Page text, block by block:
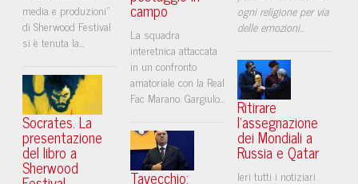
media e produzioni”
di Sherwood Festival
si è tenuta la...
Socrates. La
presentazione
del libro a
Sherwood
campo
La squadra
interetnica attaccata
in un confronto
amatoriale con la Real
Fac Marano. Gargiulo...
Tavecchio:
ogni religione per via
delle emozioni...
Ritirare
l'assegnazione
dei Mondiali a
Russia e Qatar
Ieri tutti i notiziari